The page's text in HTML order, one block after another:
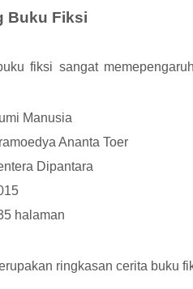
Buku Fiksi
fiksi sangat
Manusia
Ananta Toer
Dipantara
halaman
ringkasan cerita buku